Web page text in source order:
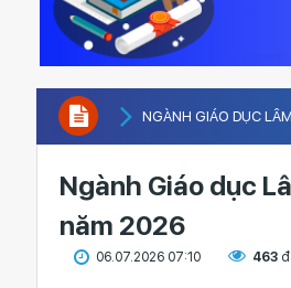
NGÀNH GIÁO DỤC
Ngành Giáo dục
năm 2026
06.07.2026 07:10 463